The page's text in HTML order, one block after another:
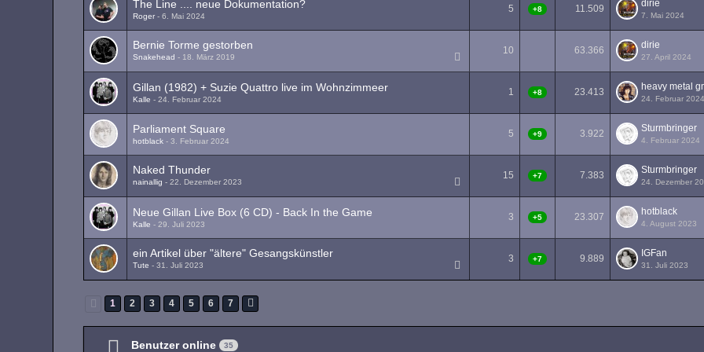
The Line .... neue Dokumentation?
Roger -6. Mai 2024
5 +8 11.509 dirie
7. Mai 2024
Bernie Torme gestorben
Snakehead - 18. März 2019
10 63.366 dirie
27. April 2024
Gillan (1982) + Suzie Quattro live im Wohnzimmeer
Kalle -24. Februar 2024
1 +8 23.413 heavy metal
24. Februar 2024
Parliament Square
hotblack -3. Februar 2024
5 +9 3.922 Sturmbringer
4. Februar 2024
Naked Thunder
nainallig -22. Dezember 2023
15 +7 7.383 Sturmbringer
24. Dezember
Neue Gillan Live Box (6 CD) - Back In the Game
Kalle -29. Juli 2023
3 +5 23.307 hotblack
4. August 2023
ein Artikel über "ältere" Gesangskünstler
Tute -31. Juli 2023
3 +7 9.889 IGFan
31. Juli 2023
1 2 3 4 5 6 7
Benutzer online 35